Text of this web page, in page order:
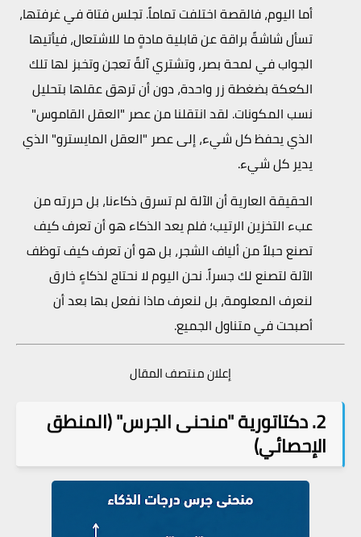
أما اليوم، فالقصة اختلفت تماماً. تجلس فتاة في غرفتها،
تسأل شاشةً براقة عن قابلية مادةٍ ما للاشتعال، فيأتيها
الجواب في لمحة بصر، وتشتري آلةً تعجن وتخبز لها تلك
الكعكة بضغطة زر واحدة، دون أن ترهق عقلها بتحليل
نسب المكونات. لقد انتقلنا من عصر "العقل القاموس"
الذي يحفظ كل شيء، إلى عصر "العقل المايسترو" الذي
يدير كل شيء.
الحقيقة العارية أن الآلة لم تسرق ذكاءنا، بل حررته من
عبء التخزين الرتيب؛ فلم يعد الذكاء هو أن تعرف كيف
تصنع حبلاً من ألياف الشجر، بل هو أن تعرف كيف توظف
الآلة لتصنع لك جسراً. نحن اليوم لا نحتاج لذكاءٍ خارق
لنعرف المعلومة، بل لنعرف ماذا نفعل بها بعد أن
أصبحت في متناول الجميع.
إعلان منتصف المقال
2. دكتاتورية "منحنى الجرس" (المنطق
الإحصائي)